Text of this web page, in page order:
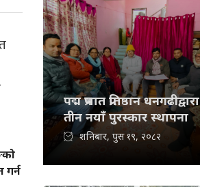
गर्न
पद्म प्रभात प्रतिष्ठान धनगढीद्वारा
तीन नयाँ पुरस्कार स्थापना
शनिबार, पुस १९, २०८२